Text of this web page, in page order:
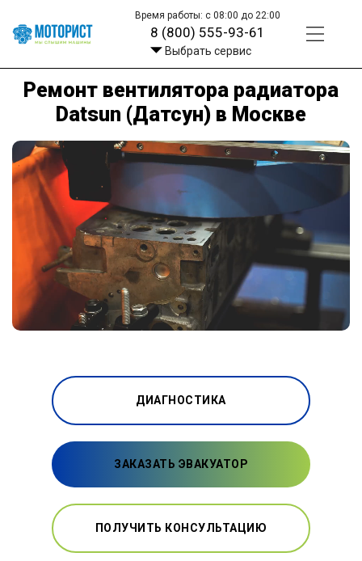
Время работы: с 08:00 до 22:00
8 (800) 555-93-61
Выбрать сервис
Ремонт вентилятора радиатора
Datsun (Датсун) в Москве
ДИАГНОСТИКА
ЗАКАЗАТЬ ЭВАКУАТОР
ПОЛУЧИТЬ КОНСУЛЬТАЦИЮ